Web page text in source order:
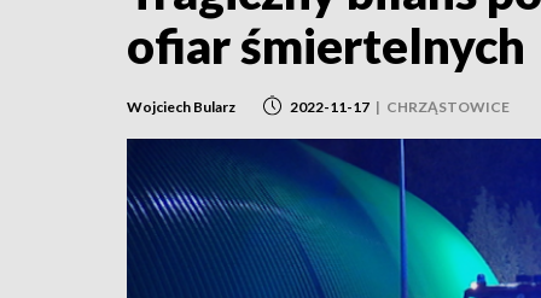
ofiar śmiertelnych
Wojciech Bularz 2022-11-17 | CHRZĄSTOWICE